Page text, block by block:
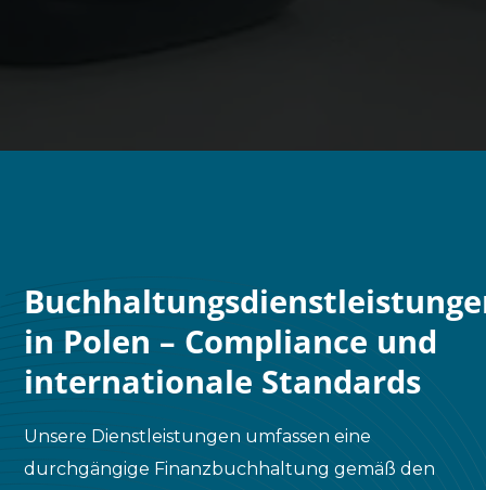
in Polen – Compliance und
internationale Standards
Unsere Dienstleistungen umfassen eine
durchgängige Finanzbuchhaltung gemäß den